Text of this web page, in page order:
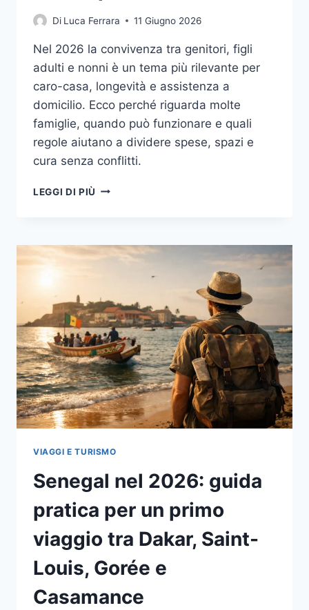
Di Luca Ferrara 11 Giugno 2026
Nel 2026 la convivenza tra genitori, figli
adulti e nonni è un tema più rilevante per
caro-casa, longevità e assistenza a
domicilio. Ecco perché riguarda molte
famiglie, quando può funzionare e quali
regole aiutano a dividere spese, spazi e
cura senza conflitti.
LEGGI DI PIÙ CONVIVENZE
PERCHÉ
CASA,
SPESE
E
CURA
VIAGGI E TURISMO
Senegal nel 2026: guida
pratica per un primo
viaggio tra Dakar, Saint-
Louis, Gorée e
Casamance